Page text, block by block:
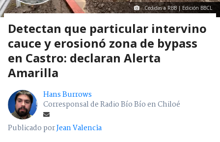
Cedidas a RBB | Edición BBCL
Detectan que particular intervino
cauce y erosionó zona de bypass
en Castro: declaran Alerta
Amarilla
Hans Burrows
Corresponsal de Radio Bío Bío en Chiloé
Publicado porJean Valencia